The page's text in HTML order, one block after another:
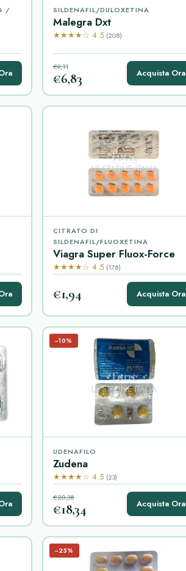
/
SILDENAFIL/DULOXETINA
Malegra Dxt
★★★★☆ 4.5 (208)
€9,11
€6,83 Acquista Ora
CITRATO DI
SILDENAFIL/FLUOXETINA
Viagra Super Fluox-Force
★★★★☆ 4.5 (178)
€1,94 Acquista Ora
−10%
UDENAFILO
Zudena
★★★★☆ 4.5 (23)
€20,38
€18,34 Acquista Ora
−25%